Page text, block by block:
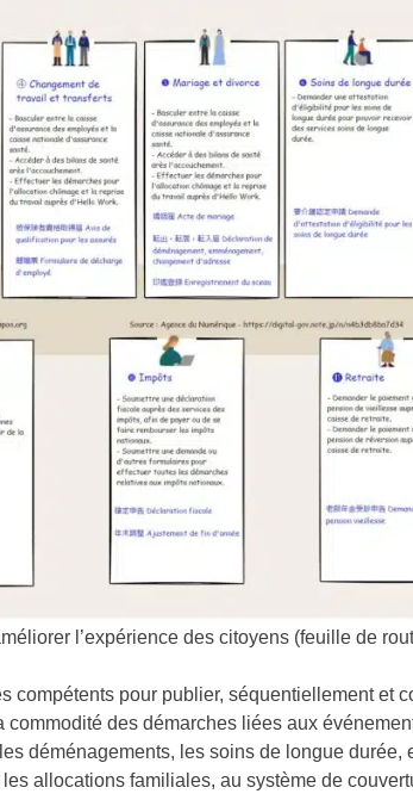
l’expérience des citoyens (feuille de
compétents pour publier, séquentiellement et
commodité des démarches liées aux
déménagements, les soins de longue durée,
allocations familiales, au système de